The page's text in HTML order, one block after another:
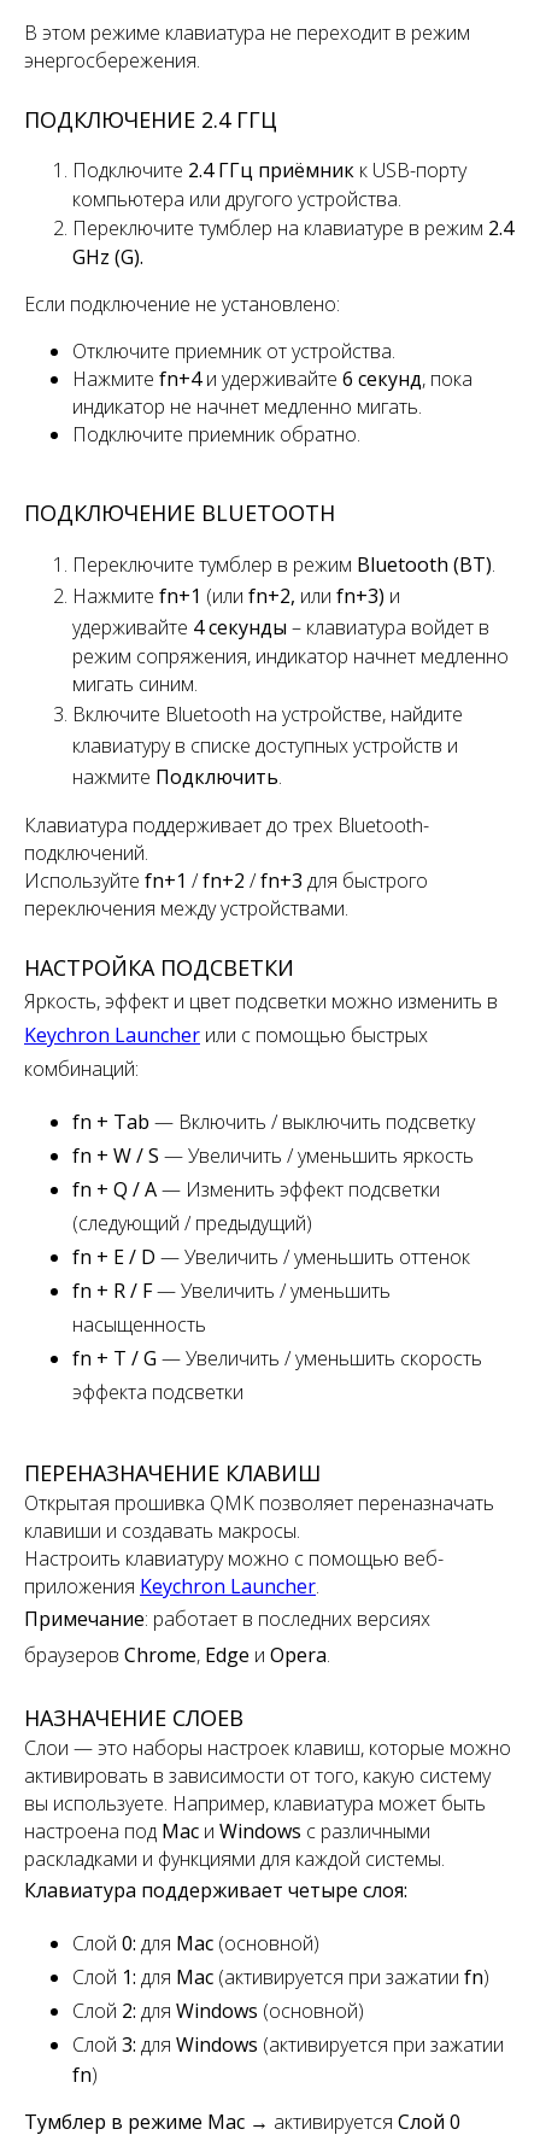
В этом режиме клавиатура не переходит в режим
энергосбережения.
ПОДКЛЮЧЕНИЕ 2.4 ГГЦ
Подключите 2.4 ГГц приёмник к USB-порту
компьютера или другого устройства.
Переключите тумблер на клавиатуре в режим 2.4
GHz (G).
Если подключение не установлено:
Отключите приемник от устройства.
Нажмите fn+4и удерживайте 6 секунд, пока
индикатор не начнет медленно мигать.
Подключите приемник обратно.
ПОДКЛЮЧЕНИЕ BLUETOOTH
Переключите тумблер в режим Bluetooth (BT).
Нажмите fn+1 (или fn+2, или fn+3) и
удерживайте 4 секунды – клавиатура войдет в
режим сопряжения, индикатор начнет медленно
мигать синим.
Включите Bluetooth на устройстве, найдите
клавиатуру в списке доступных устройств и
нажмите Подключить.
Клавиатура поддерживаетдо трех Bluetooth-
подключений.
Используйте fn+1 /fn+2 /fn+3 для быстрого
переключения между устройствами.
НАСТРОЙКА ПОДСВЕТКИ
Яркость, эффект и цвет подсветки можно изменить в
Keychron Launcher или с помощью быстрых
комбинаций:
fn + Tab — Включить / выключить подсветку
fn + W / S — Увеличить / уменьшить яркость
fn + Q / A— Изменить эффект подсветки
(следующий / предыдущий)
fn + E / D — Увеличить / уменьшить оттенок
fn + R / F— Увеличить / уменьшить
насыщенность
fn + T / G — Увеличить / уменьшить скорость
эффекта подсветки
ПЕРЕНАЗНАЧЕНИЕ КЛАВИШ
Открытая прошивка QMK позволяет переназначать
клавиши и создавать макросы.
Настроить клавиатуру можно с помощью веб-
приложения Keychron Launcher.
Примечание: работает в последних версиях
браузеров Chrome, Edge и Opera.
НАЗНАЧЕНИЕ СЛОЕВ
Слои — это наборы настроек клавиш, которые можно
активировать в зависимости от того, какую систему
вы используете. Например, клавиатура может быть
настроена под Mac и Windows с различными
раскладками и функциями для каждой системы.
Клавиатура поддерживает четыре слоя:
Слой 0: для Mac (основной)
Слой 1: для Mac (активируется при зажатии fn)
Слой 2: для Windows (основной)
Слой 3: для Windows (активируется при зажатии
fn)
Тумблер в режиме Mac → активируется Слой 0